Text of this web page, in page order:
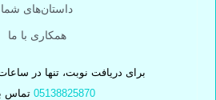
داستان‌های شما
همکاری با ما
برای دریافت نوبت، تنها در
05138825870 تماس